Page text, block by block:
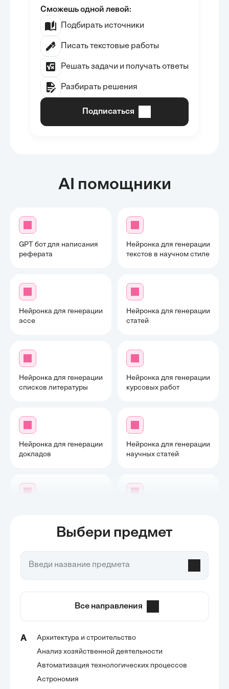
Сможешь одной левой:
Подбирать источники
Писать текстовые работы
Решать задачи и получать ответы
Разбирать решения
Подписаться
AI помощники
GPT бот для написания
реферата
Нейронка для генерации
текстов в научном стиле
Нейронка для генерации
эссе
Нейронка для генерации
статей
Нейронка для генерации
списков литературы
Нейронка для генерации
курсовых работ
Нейронка для генерации
докладов
Нейронка для генерации
научных статей
Выбери предмет
Все направления
А
Архитектура и строительство
Анализ хозяйственной деятельности
Автоматизация технологических процессов
Астрономия